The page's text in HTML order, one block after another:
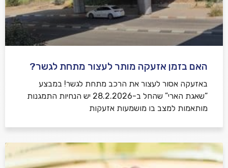
האם בזמן אזעקה מותר לעצור מתחת לגשר?
באזעקה אסור לעצור את הרכב מתחת לגשר! במבצע
“שאגת הארי” שהחל ב-28.2.2026 יש הנחיות התמגנות
מותאמות למצב בו מושמעות אזעקות